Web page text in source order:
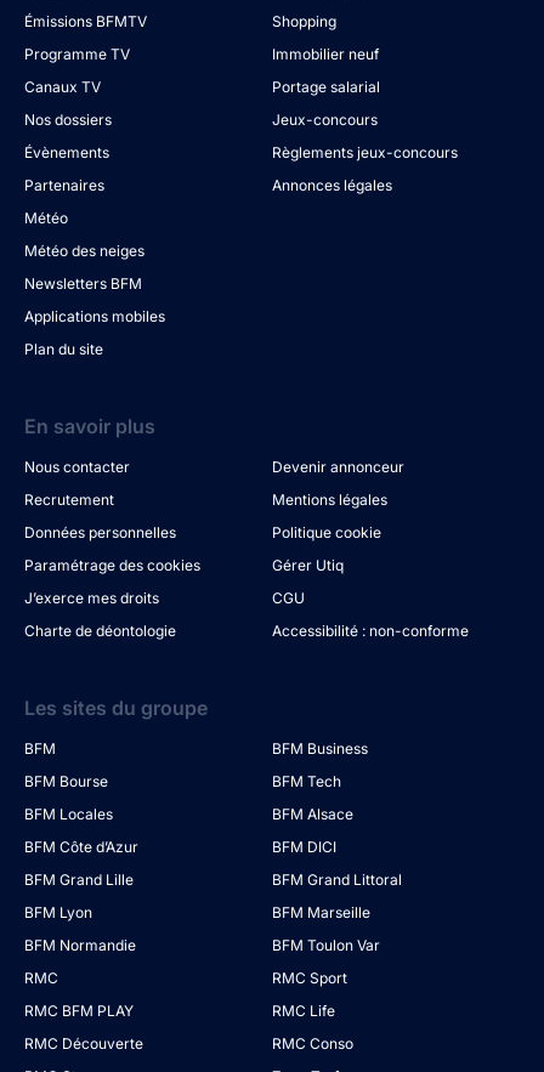
Émissions BFMTV
Programme TV
Canaux TV
Nos dossiers
Évènements
Partenaires
Météo
Météo des neiges
Newsletters BFM
Applications mobiles
Plan du site
Shopping
Immobilier neuf
Portage salarial
Jeux-concours
Règlements jeux-concours
Annonces légales
En savoir plus
Nous contacter
Devenir annonceur
Recrutement
Mentions légales
Données personnelles
Politique cookie
Paramétrage des cookies
Gérer Utiq
J’exerce mes droits
CGU
Charte de déontologie
Accessibilité : non-conforme
Les sites du groupe
BFM
BFM Business
BFM Bourse
BFM Tech
BFM Locales
BFM Alsace
BFM Côte d’Azur
BFM DICI
BFM Grand Lille
BFM Grand Littoral
BFM Lyon
BFM Marseille
BFM Normandie
BFM Toulon Var
RMC
RMC Sport
RMC BFM PLAY
RMC Life
RMC Découverte
RMC Conso